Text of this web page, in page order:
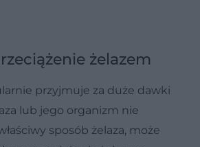
żelazem
przyjmuje za duże dawki
lub jego organizm nie
sposób żelaza, może